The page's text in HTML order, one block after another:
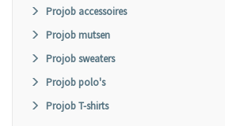
Projob accessoires
Projob mutsen
Projob sweaters
Projob polo's
Projob T-shirts